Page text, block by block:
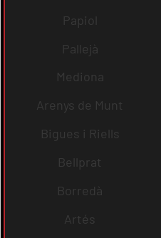
Papiol
Pallejà
Mediona
Arenys de Munt
Bigues i Riells
Bellprat
Borredà
Artés